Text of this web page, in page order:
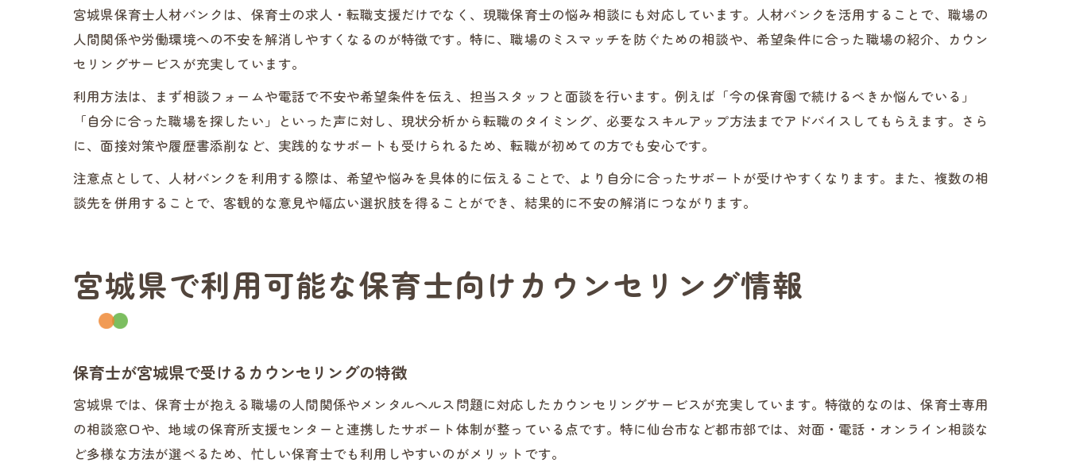
宮城県保育士人材バンクは、保育士の求人・転職支援だけでなく、現職保育士の悩み相談にも対応しています。人材バンクを活用することで、職場の
人間関係や労働環境への不安を解消しやすくなるのが特徴です。特に、職場のミスマッチを防ぐための相談や、希望条件に合った職場の紹介、カウン
セリングサービスが充実しています。
利用方法は、まず相談フォームや電話で不安や希望条件を伝え、担当スタッフと面談を行います。例えば「今の保育園で続けるべきか悩んでいる」
「自分に合った職場を探したい」といった声に対し、現状分析から転職のタイミング、必要なスキルアップ方法までアドバイスしてもらえます。さら
に、面接対策や履歴書添削など、実践的なサポートも受けられるため、転職が初めての方でも安心です。
注意点として、人材バンクを利用する際は、希望や悩みを具体的に伝えることで、より自分に合ったサポートが受けやすくなります。また、複数の相
談先を併用することで、客観的な意見や幅広い選択肢を得ることができ、結果的に不安の解消につながります。
宮城県で利用可能な保育士向けカウンセリング情報
保育士が宮城県で受けるカウンセリングの特徴
宮城県では、保育士が抱える職場の人間関係やメンタルヘルス問題に対応したカウンセリングサービスが充実しています。特徴的なのは、保育士専用
の相談窓口や、地域の保育所支援センターと連携したサポート体制が整っている点です。特に仙台市など都市部では、対面・電話・オンライン相談な
ど多様な方法が選べるため、忙しい保育士でも利用しやすいのがメリットです。